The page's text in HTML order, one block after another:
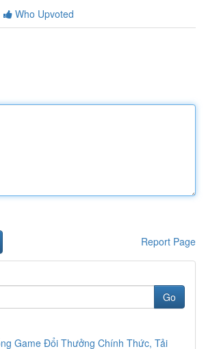
Who Upvoted
Report Page
Go
Game Đổi Thưởng Chính Thức, Tải